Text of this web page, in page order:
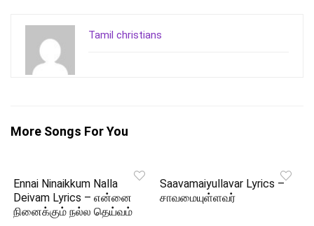
Tamil christians
More Songs For You
Ennai Ninaikkum Nalla
Deivam Lyrics – என்னை
நினைக்கும் நல்ல தெய்வம்
Saavamaiyullavar Lyrics –
சாவமையுள்ளவர்